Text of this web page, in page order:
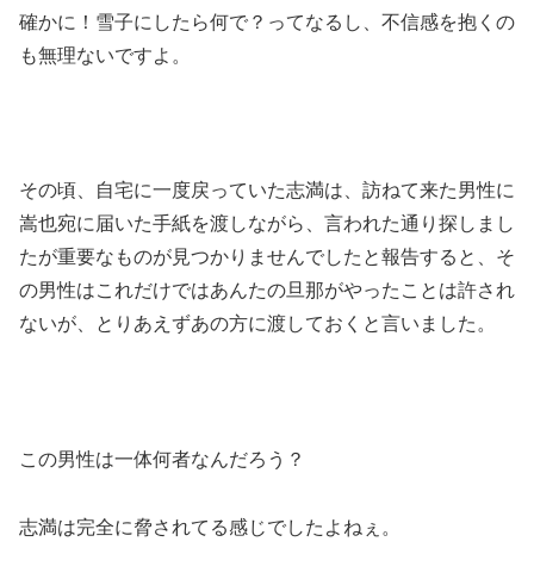
確かに！雪子にしたら何で？ってなるし、不信感を抱くの
も無理ないですよ。
その頃、自宅に一度戻っていた志満は、訪ねて来た男性に
嵩也宛に届いた手紙を渡しながら、言われた通り探しまし
たが重要なものが見つかりませんでしたと報告すると、そ
の男性はこれだけではあんたの旦那がやったことは許され
ないが、とりあえずあの方に渡しておくと言いました。
この男性は一体何者なんだろう？
志満は完全に脅されてる感じでしたよねぇ。